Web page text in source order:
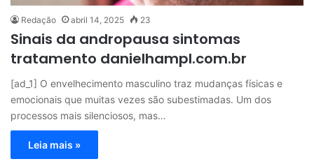
Redação abril 14, 2025 23
Sinais da andropausa sintomas
tratamento danielhampl.com.br
[ad_1] O envelhecimento masculino traz mudanças físicas e
emocionais que muitas vezes são subestimadas. Um dos
processos mais silenciosos, mas…
Leia mais »